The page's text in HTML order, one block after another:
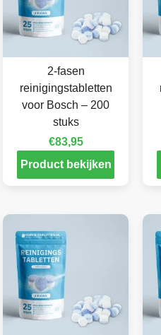
2-fasen
reinigingstabletten
voor Bosch – 200
stuks
€83,95
Product bekijken